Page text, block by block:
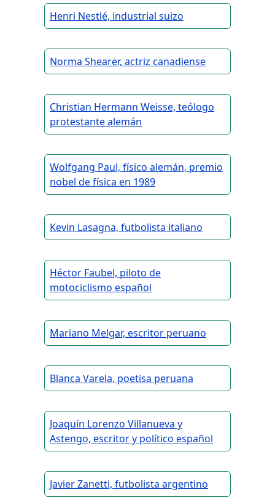
Henri Nestlé, industrial suizo
Norma Shearer, actriz canadiense
Christian Hermann Weisse, teólogo
protestante alemán
Wolfgang Paul, físico alemán, premio
nobel de física en 1989
Kevin Lasagna, futbolista italiano
Héctor Faubel, piloto de
motociclismo español
Mariano Melgar, escritor peruano
Blanca Varela, poetisa peruana
Joaquín Lorenzo Villanueva y
Astengo, escritor y político español
Javier Zanetti, futbolista argentino